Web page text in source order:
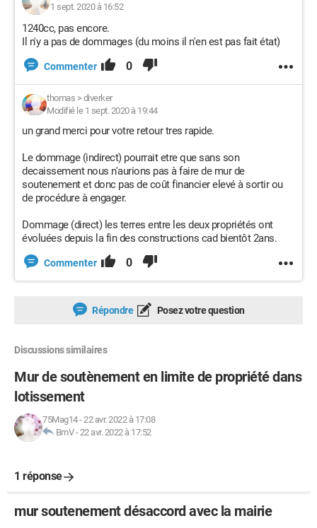
1 sept. 2020 à 16:52
1240cc, pas encore.
Il n'y a pas de dommages (du moins il n'en est pas fait état)
Commenter 0
thomas > diverker
Modifié le 1 sept. 2020 à 19:44
un grand merci pour votre retour tres rapide.
Le dommage (indirect) pourrait etre que sans son
decaissement nous n'aurions pas à faire de mur de
soutenement et donc pas de coût financier elevé à sortir ou
de procédure à engager.
Dommage (direct) les terres entre les deux propriétés ont
évoluées depuis la fin des constructions cad bientôt 2ans.
Commenter 0
Répondre Posez votre question
Discussions similaires
Mur de soutènement en limite de propriété dans
lotissement
75Mag14-22 avr. 2022 à 17:08
BmV-22 avr. 2022 à 17:52
1 réponse
mur soutenement désaccord avec la mairie